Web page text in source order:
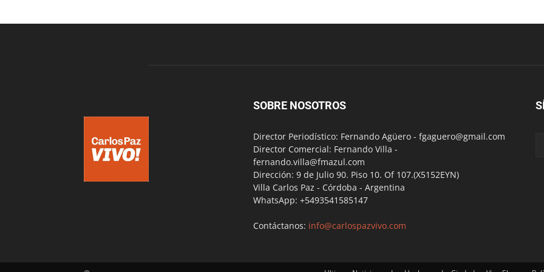
SOBRE NOSOTROS
Director Periodístico: Fernando Agüero - fgaguero@gmail.com
Director Comercial: Fernando Villa -
fernando.villa@fmazul.com
Dirección: 9 de Julio 90. Piso 10. Of 107.(X5152EYN)
Villa Carlos Paz - Córdoba - Argentina
WhatsApp: +5493541585147
Contáctanos: info@carlospazvivo.com